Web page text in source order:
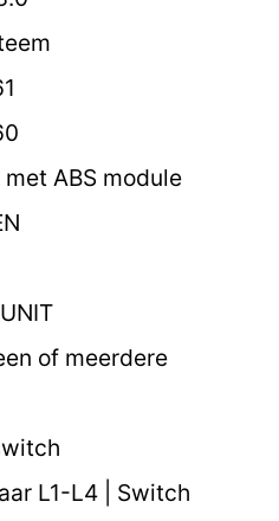
ABS module
of meerdere
L1-L4 | Switch